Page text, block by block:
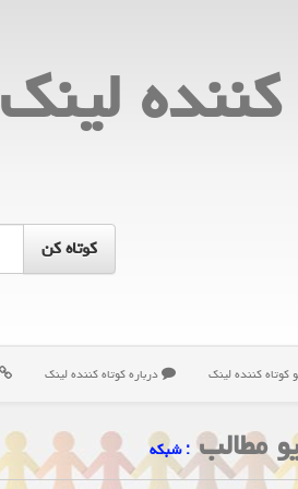
كننده لینك
كوتاه كننده لینك درباره كوتاه كننده لینك
مطالب : شبكه